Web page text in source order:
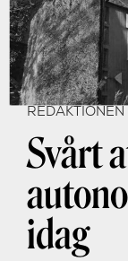
REDAKTIONEN
Svårt
idag